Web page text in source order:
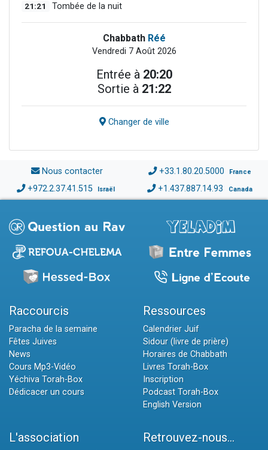
21:21 Tombée de la nuit
Chabbath Réé
Vendredi 7 Août 2026
Entrée à 20:20
Sortie à 21:22
Changer de ville
Nous contacter +33.1.80.20.5000 France
+972.2.37.41.515 Israël +1.437.887.14.93 Canada
Raccourcis
Paracha de la semaine
Fêtes Juives
News
Cours Mp3-Vidéo
Yéchiva Torah-Box
Dédicacer un cours
Ressources
Calendrier Juif
Sidour (livre de prière)
Horaires de Chabbath
Livres Torah-Box
Inscription
Podcast Torah-Box
English Version
L'association Retrouvez-nous...